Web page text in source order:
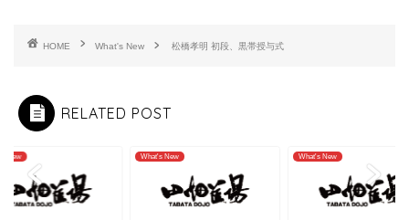
HOME What's New 松橋孝明 初段、黒帯授与式
RELATED POST